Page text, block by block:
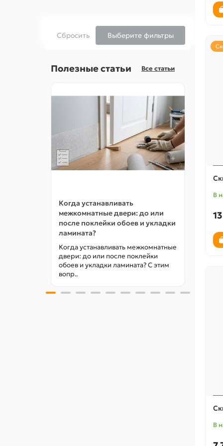
Сбросить Выберите фильтры
Полезные статьи Все статьи
Когда устанавливать
межкомнатные двери: до или
после поклейки обоев и укладки
ламината?
Когда устанавливать межкомнатные
двери: до или после поклейки
обоев и укладки ламината? С этим
вопр..
В
В